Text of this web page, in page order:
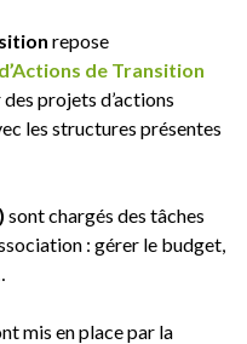
repose
de Transition
projets d’actions
les structures présentes
sont chargés des tâches
: gérer le budget,
mis en place par la